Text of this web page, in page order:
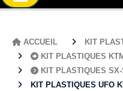
ACCUEIL
KIT
KIT PLASTIQUES
KIT PLASTIQUES
KIT PLASTIQUES UFO